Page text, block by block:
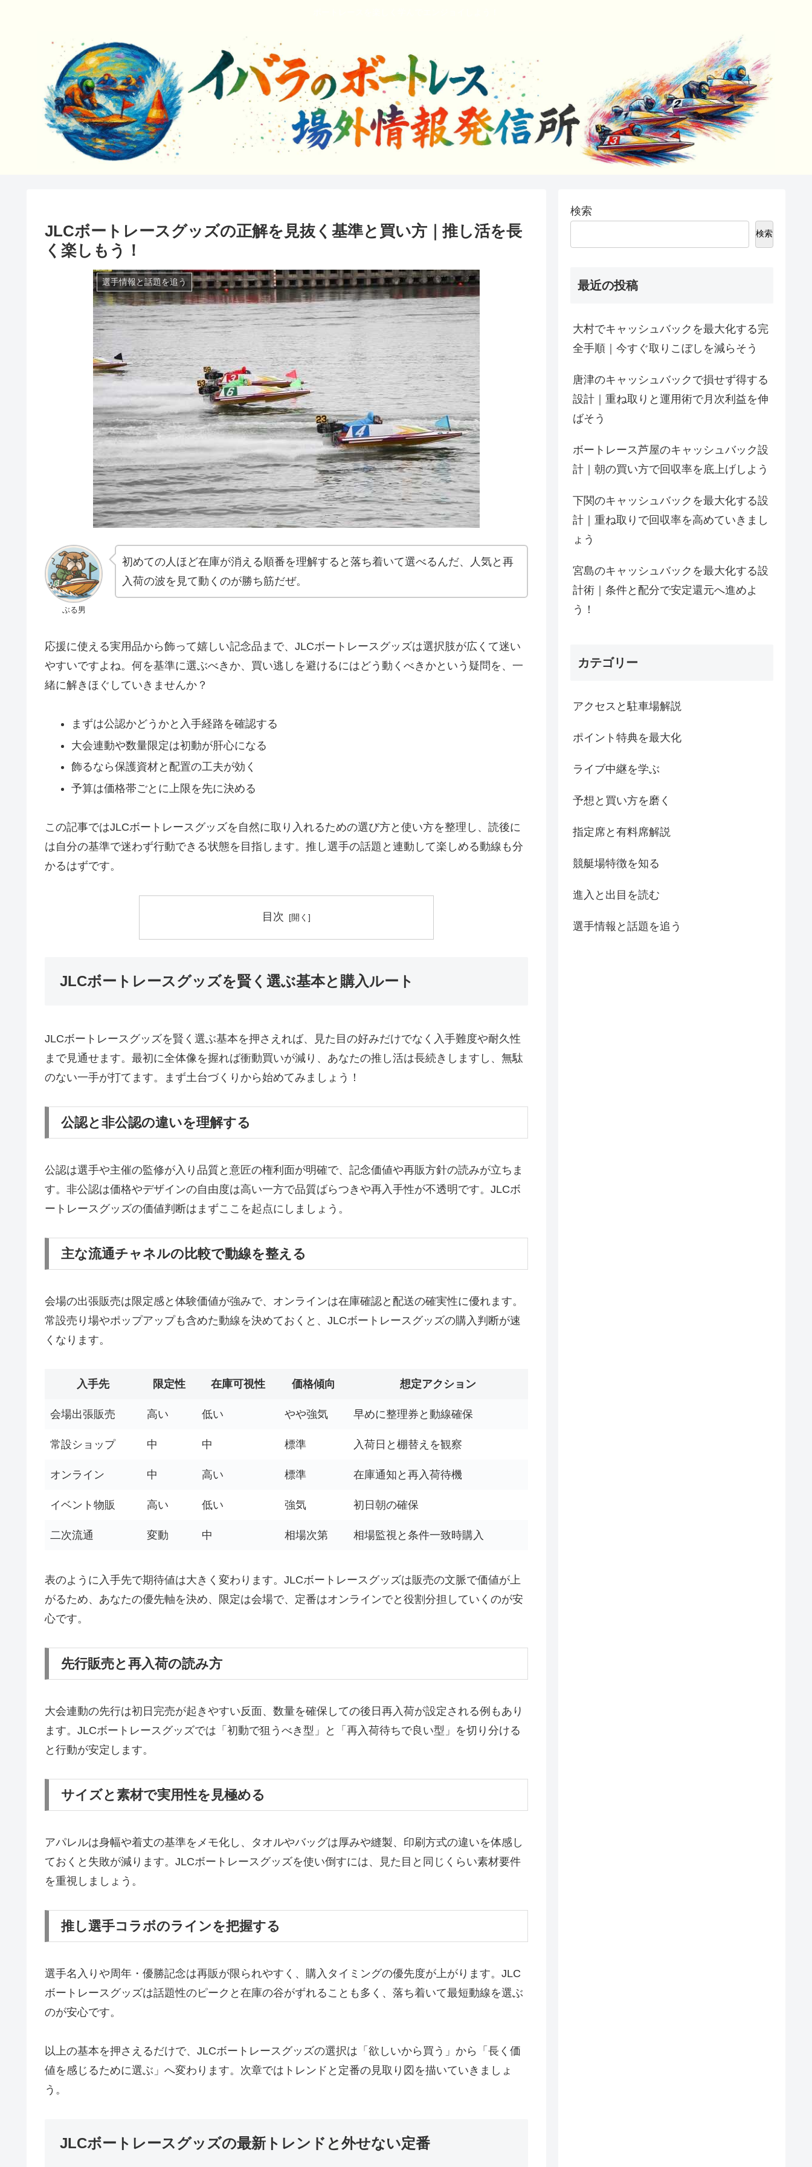
JLCボートレースグッズの正解を見抜く基準と買い方｜推し活を長
く楽しもう！
選手情報と話題を追う
ぶる男
初めての人ほど在庫が消える順番を理解すると落ち着いて選べるんだ、人気と再
入荷の波を見て動くのが勝ち筋だぜ。
応援に使える実用品から飾って嬉しい記念品まで、JLCボートレースグッズは選択肢が広くて迷い
やすいですよね。何を基準に選ぶべきか、買い逃しを避けるにはどう動くべきかという疑問を、一
緒に解きほぐしていきませんか？
まずは公認かどうかと入手経路を確認する
大会連動や数量限定は初動が肝心になる
飾るなら保護資材と配置の工夫が効く
予算は価格帯ごとに上限を先に決める
この記事ではJLCボートレースグッズを自然に取り入れるための選び方と使い方を整理し、読後に
は自分の基準で迷わず行動できる状態を目指します。推し選手の話題と連動して楽しめる動線も分
かるはずです。
目次
JLCボートレースグッズを賢く選ぶ基本と購入ルート
JLCボートレースグッズを賢く選ぶ基本を押さえれば、見た目の好みだけでなく入手難度や耐久性
まで見通せます。最初に全体像を握れば衝動買いが減り、あなたの推し活は長続きしますし、無駄
のない一手が打てます。まず土台づくりから始めてみましょう！
公認と非公認の違いを理解する
公認は選手や主催の監修が入り品質と意匠の権利面が明確で、記念価値や再販方針の読みが立ちま
す。非公認は価格やデザインの自由度は高い一方で品質ばらつきや再入手性が不透明です。JLCボ
ートレースグッズの価値判断はまずここを起点にしましょう。
主な流通チャネルの比較で動線を整える
会場の出張販売は限定感と体験価値が強みで、オンラインは在庫確認と配送の確実性に優れます。
常設売り場やポップアップも含めた動線を決めておくと、JLCボートレースグッズの購入判断が速
くなります。
入手先 限定性 在庫可視性 価格傾向 想定アクション
会場出張販売 高い 低い やや強気 早めに整理券と動線確保
常設ショップ 中 中 標準 入荷日と棚替えを観察
オンライン 中 高い 標準 在庫通知と再入荷待機
イベント物販 高い 低い 強気 初日朝の確保
二次流通 変動 中 相場次第 相場監視と条件一致時購入
表のように入手先で期待値は大きく変わります。JLCボートレースグッズは販売の文脈で価値が上
がるため、あなたの優先軸を決め、限定は会場で、定番はオンラインでと役割分担していくのが安
心です。
先行販売と再入荷の読み方
大会連動の先行は初日完売が起きやすい反面、数量を確保しての後日再入荷が設定される例もあり
ます。JLCボートレースグッズでは「初動で狙うべき型」と「再入荷待ちで良い型」を切り分ける
と行動が安定します。
サイズと素材で実用性を見極める
アパレルは身幅や着丈の基準をメモ化し、タオルやバッグは厚みや縫製、印刷方式の違いを体感し
ておくと失敗が減ります。JLCボートレースグッズを使い倒すには、見た目と同じくらい素材要件
を重視しましょう。
推し選手コラボのラインを把握する
選手名入りや周年・優勝記念は再販が限られやすく、購入タイミングの優先度が上がります。JLC
ボートレースグッズは話題性のピークと在庫の谷がずれることも多く、落ち着いて最短動線を選ぶ
のが安心です。
以上の基本を押さえるだけで、JLCボートレースグッズの選択は「欲しいから買う」から「長く価
値を感じるために選ぶ」へ変わります。次章ではトレンドと定番の見取り図を描いていきましょ
う。
JLCボートレースグッズの最新トレンドと外せない定番
検索
検索
最近の投稿
大村でキャッシュバックを最大化する完
全手順｜今すぐ取りこぼしを減らそう
唐津のキャッシュバックで損せず得する
設計｜重ね取りと運用術で月次利益を伸
ばそう
ボートレース芦屋のキャッシュバック設
計｜朝の買い方で回収率を底上げしよう
下関のキャッシュバックを最大化する設
計｜重ね取りで回収率を高めていきまし
ょう
宮島のキャッシュバックを最大化する設
計術｜条件と配分で安定還元へ進めよ
う！
カテゴリー
アクセスと駐車場解説
ポイント特典を最大化
ライブ中継を学ぶ
予想と買い方を磨く
指定席と有料席解説
競艇場特徴を知る
進入と出目を読む
選手情報と話題を追う